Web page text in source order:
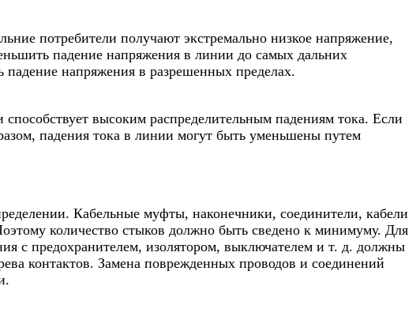
потребители получают экстремально низкое напряжение,
падение напряжения в линии до самых дальних
падение напряжения в разрешенных пределах.
высоким распределительным падениям тока. Если
падения тока в линии могут быть уменьшены путем
Кабельные муфты, наконечники, соединители, кабели
количество стыков должно быть сведено к минимуму. Для
с предохранителем, изолятором, выключателем и т. д. должны
контактов. Замена поврежденных проводов и соединений